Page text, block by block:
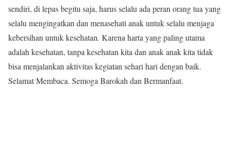
sendiri, di lepas begitu saja, harus selalu ada peran orang tua yang
selalu mengingatkan dan menasehati anak untuk selalu menjaga
kebersihan untuk kesehatan. Karena harta yang paling utama
adalah kesehatan, tanpa kesehatan kita dan anak anak kita tidak
bisa menjalankan aktivitas kegiatan sehari hari dengan baik.
Selamat Membaca. Semoga Barokah dan Bermanfaat.